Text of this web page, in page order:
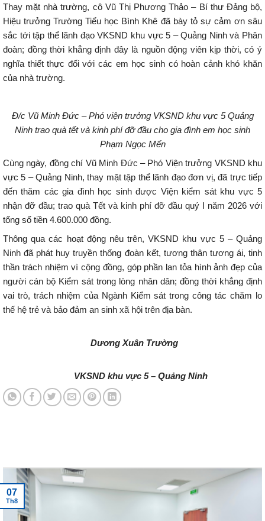
Thay mặt nhà trường, cô Vũ Thị Phương Thảo – Bí thư Đảng bộ,
Hiệu trưởng Trường Tiểu học Bình Khê đã bày tỏ sự cảm ơn sâu
sắc tới tập thể lãnh đạo VKSND khu vực 5 – Quảng Ninh và Phân
đoàn; đồng thời khẳng định đây là nguồn động viên kịp thời, có ý
nghĩa thiết thực đối với các em học sinh có hoàn cảnh khó khăn
của nhà trường.
Đ/c Vũ Minh Đức – Phó viện trưởng VKSND khu vực 5 Quảng
Ninh trao quà tết và kinh phí đỡ đầu cho gia đình em học sinh
Phạm Ngọc Mến
Cùng ngày, đồng chí Vũ Minh Đức – Phó Viện trưởng VKSND khu
vực 5 – Quảng Ninh, thay mặt tập thể lãnh đạo đơn vị, đã trực tiếp
đến thăm các gia đình học sinh được Viện kiểm sát khu vực 5
nhận đỡ đầu; trao quà Tết và kinh phí đỡ đầu quý I năm 2026 với
tổng số tiền 4.600.000 đồng.
Thông qua các hoạt động nêu trên, VKSND khu vực 5 – Quảng
Ninh đã phát huy truyền thống đoàn kết, tương thân tương ái, tinh
thần trách nhiệm vì cộng đồng, góp phần lan tỏa hình ảnh đẹp của
người cán bộ Kiểm sát trong lòng nhân dân; đồng thời khẳng định
vai trò, trách nhiệm của Ngành Kiểm sát trong công tác chăm lo
thế hệ trẻ và bảo đảm an sinh xã hội trên địa bàn.
Dương Xuân Trường
VKSND khu vực 5 – Quảng Ninh
07
Th8